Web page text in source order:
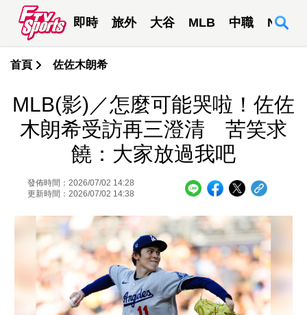
即時 旅外 大谷 MLB 中職 NBA
首頁 佐佐木朗希
MLB(影)／怎麼可能哭啦！佐佐
木朗希受訪再三澄清 苦笑求
饒：大家放過我吧
發佈時間：2026/07/02 14:28
更新時間：2026/07/02 14:38